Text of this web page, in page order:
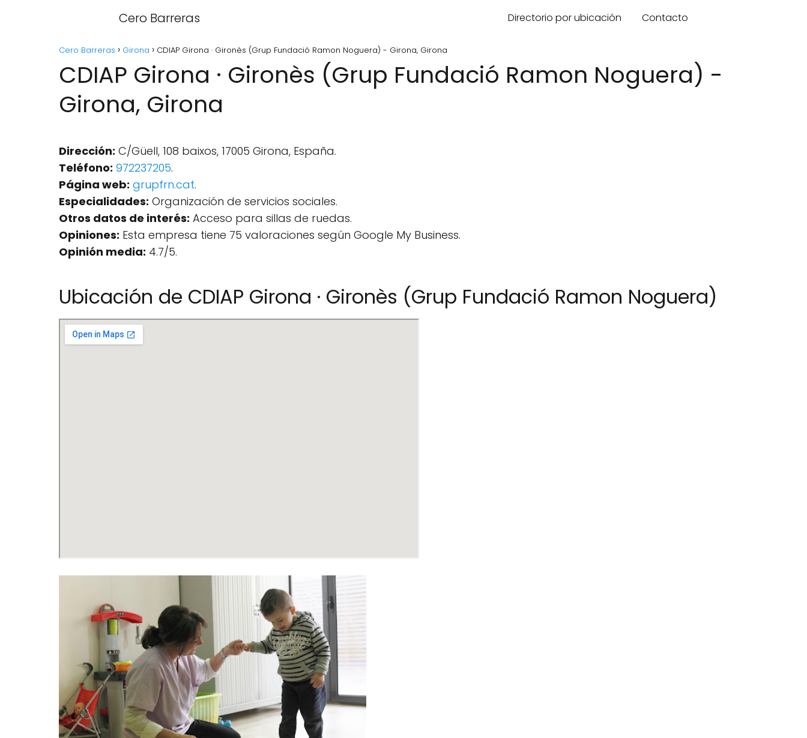
Cero Barreras Directorio por ubicación Contacto
Cero Barreras Girona CDIAP Girona · Gironès (Grup Fundació Ramon Noguera) - Girona, Girona
CDIAP Girona · Gironès (Grup Fundació Ramon Noguera) -
Girona, Girona
Dirección: C/Güell, 108 baixos, 17005 Girona, España.
Teléfono: 972237205.
Página web: grupfrn.cat.
Especialidades: Organización de servicios sociales.
Otros datos de interés: Acceso para sillas de ruedas.
Opiniones: Esta empresa tiene 75 valoraciones según Google My Business.
Opinión media: 4.7/5.
Ubicación de CDIAP Girona · Gironès (Grup Fundació Ramon Noguera)